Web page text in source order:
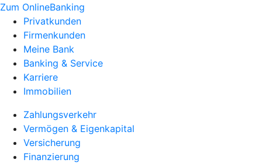
Zum OnlineBanking
Privatkunden
Firmenkunden
Meine Bank
Banking & Service
Karriere
Immobilien
Zahlungsverkehr
Vermögen & Eigenkapital
Versicherung
Finanzierung